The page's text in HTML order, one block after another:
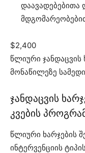
დაავადებებითა
$2,400
წლიური
მონაწილეზე
ჯანდაცვის
კვების
წლიური ხარჯების
ინტერვენციის